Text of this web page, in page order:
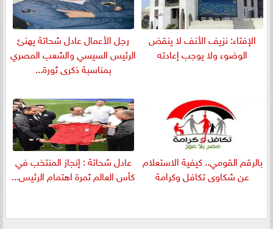
الإفتاء: نزيف الأنف لا ينقض
الوضوء ولا يوجب إعادته
رجل الأعمال عادل شحاتة يهنئ
الرئيس السيسي والشعب المصري
بمناسبة ذكرى ثورة...
بالرقم القومي.. كيفية الاستعلام
عن شكاوى تكافل وكرامة
عادل شحاتة : إنجاز المنتخب في
كأس العالم ثمرة اهتمام الرئيس...